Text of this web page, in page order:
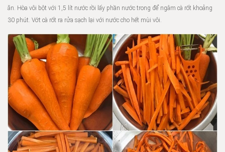
ăn. Hòa vôi bột với 1,5 lít nước rồi lấy phần nước trong để ngâm cà rốt khoảng
30 phút. Vớt cà rốt ra rửa sạch lại với nước cho hết mùi vôi.